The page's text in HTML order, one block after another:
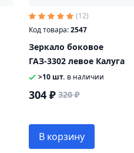
(12)
Код товара:2547
Зеркало боковое
ГАЗ-3302 левое Калуга
>10 шт. в наличии
304 ₽ 320 ₽
В корзину